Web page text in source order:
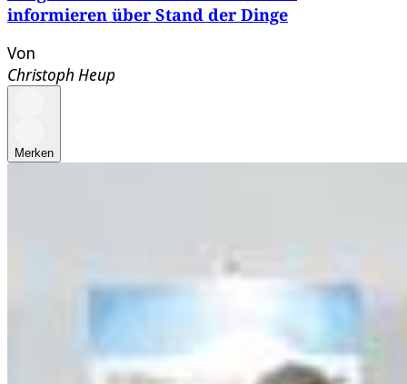
informieren über Stand der Dinge
Von
Christoph Heup
Merken